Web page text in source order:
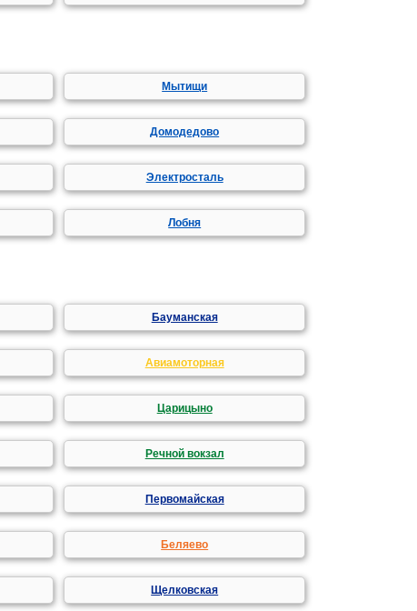
Мытищи
Домодедово
Электросталь
Лобня
Бауманская
Авиамоторная
Царицыно
Речной вокзал
Первомайская
Беляево
Щелковская